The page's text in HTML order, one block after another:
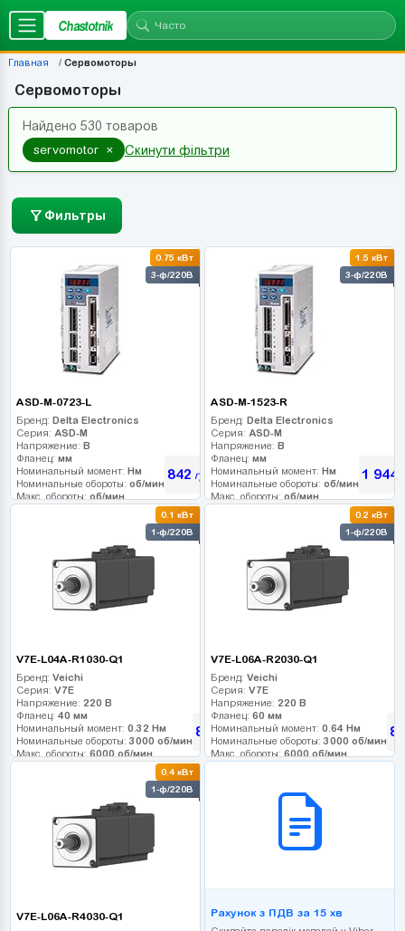
Chastotnik
Главная Сервомоторы
Сервомоторы
Найдено 530 товаров
servomotor × Скинути фільтри
Фильтры
0.75 кВт
3-ф/220В
ASD-M-0723-L
Бренд: Delta Electronics
Серия: ASD-M
Напряжение: В
Фланец: мм
Номинальный момент: Нм
Номинальные обороты: об/мин
Макс. обороты: об/мин
842 грн
1.5 кВт
3-ф/220В
ASD-M-1523-R
Бренд: Delta Electronics
Серия: ASD-M
Напряжение: В
Фланец: мм
Номинальный момент: Нм
Номинальные обороты: об/мин
Макс. обороты: об/мин
1 944
0.1 кВт
1-ф/220В
V7E-L04A-R1030-Q1
Бренд: Veichi
Серия: V7E
Напряжение: 220 В
Фланец: 40 мм
Номинальный момент: 0.32 Нм
Номинальные обороты:3000 об/мин
Макс. обороты: 6000 об/мин
8 190грн
0.2 кВт
1-ф/220В
V7E-L06A-R2030-Q1
Бренд: Veichi
Серия: V7E
Напряжение: 220 В
Фланец: 60 мм
Номинальный момент: 0.64 Нм
Номинальные обороты:3000 об/мин
Макс. обороты: 6000 об/мин
8
0.4 кВт
1-ф/220В
V7E-L06A-R4030-Q1 Рахунок з ПДВ за 15 хв